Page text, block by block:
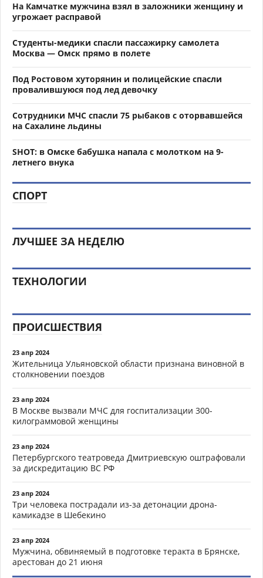
На Камчатке мужчина взял в заложники женщину и
угрожает расправой
Студенты-медики спасли пассажирку самолета
Москва — Омск прямо в полете
Под Ростовом хуторянин и полицейские спасли
провалившуюся под лед девочку
Сотрудники МЧС спасли 75 рыбаков с оторвавшейся
на Сахалине льдины
SHOT: в Омске бабушка напала с молотком на 9-
летнего внука
СПОРТ
ЛУЧШЕЕ ЗА НЕДЕЛЮ
ТЕХНОЛОГИИ
ПРОИСШЕСТВИЯ
23 апр 2024
Жительница Ульяновской области признана виновной в
столкновении поездов
23 апр 2024
В Москве вызвали МЧС для госпитализации 300-
килограммовой женщины
23 апр 2024
Петербургского театроведа Дмитриевскую оштрафовали
за дискредитацию ВС РФ
23 апр 2024
Три человека пострадали из-за детонации дрона-
камикадзе в Шебекино
23 апр 2024
Мужчина, обвиняемый в подготовке теракта в Брянске,
арестован до 21 июня